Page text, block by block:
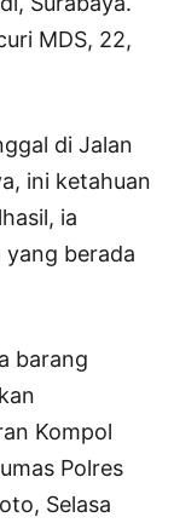
MDS, 22,
di Jalan
ini ketahuan
ia
berada
barang
Kompol
Polres
Selasa